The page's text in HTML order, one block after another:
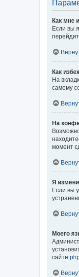
Как мне
Если вы
Как
На
самому
На
момент
Я
Если вы
Моего
сайте